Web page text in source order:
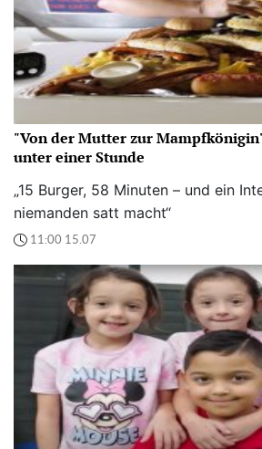
"Von der Mutter zur
unter einer Stunde
„15 Burger, 58 Minuten – und ein
niemanden satt macht“
11:00 15.07